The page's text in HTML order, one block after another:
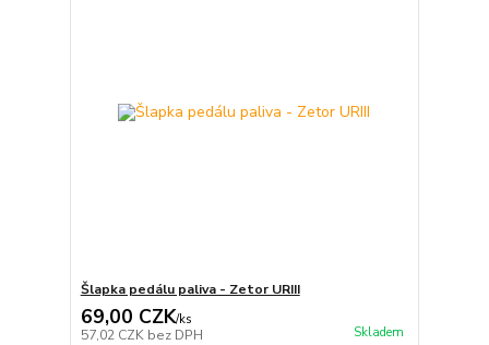
Šlapka pedálu paliva - Zetor URIII
69,00 CZK/ks
57,02 CZK bez DPH Skladem